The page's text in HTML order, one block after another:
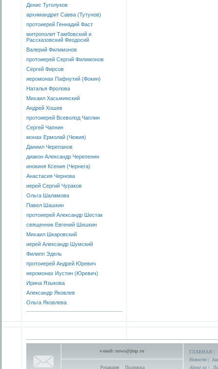
Денис Туголуков
архимандрит Савва (Тутунов)
протоиерей Геннадий Фаст
митрополит Тамбовский и
Рассказовский Феодосий
Валерий Филимонов
протоиерей Сергий Филимонов
Сергей Фирсов
иеромонах Пафнутий (Фокин)
Наталья Фролова
Михаил Хасьминский
Андрей Хошев
протоиерей Всеволод Чаплин
Сергей Чапнин
монах Ермолай (Чежия)
Даниил Черепанов
диакон Александр Черепенин
инокиня Ксения (Чернега)
Анастасия Чернова
иерей Сергий Чураков
Ольга Шаламова
Павел Шашкин
протоиерей Александр Шестак
священник Евгений Шишкин
Михаил Шкаровский
иерей Александр Шумский
Филипп Эдель
протоиерей Андрей Юревич
иеромонах Иустин (Юревич)
Ирина Языкова
Александр Яковлев
Ольга Яковлева
e-mail: news@jmp.ru
Редакция Подписка
ГЛАВНАЯ |
Новости |
About us |